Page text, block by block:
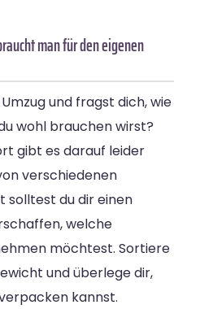
man für den eigenen
und fragst dich, wie
wohl brauchen wirst?
gibt es darauf leider
verschiedenen
solltest du dir einen
welche
möchtest. Sortiere
und überlege dir,
kannst.